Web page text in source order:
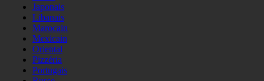
Japonais
Libanais
Marocain
Mexicain
Oriental
Pizzéria
Portugais